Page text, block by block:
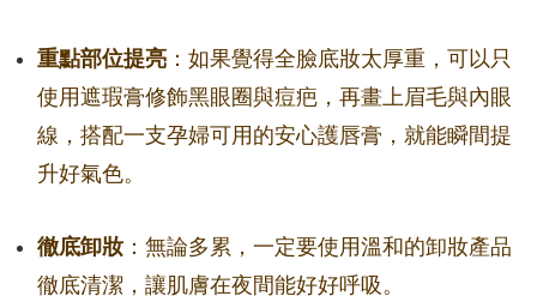
重點部位提亮 ：如果覺得全臉底妝太厚重，可以只
使用遮瑕膏修飾黑眼圈與痘疤，再畫上眉毛與內眼
線，搭配一支孕婦可用的安心護唇膏，就能瞬間提
升好氣色。
徹底卸妝 ：無論多累，一定要使用溫和的卸妝產品
徹底清潔，讓肌膚在夜間能好好呼吸。